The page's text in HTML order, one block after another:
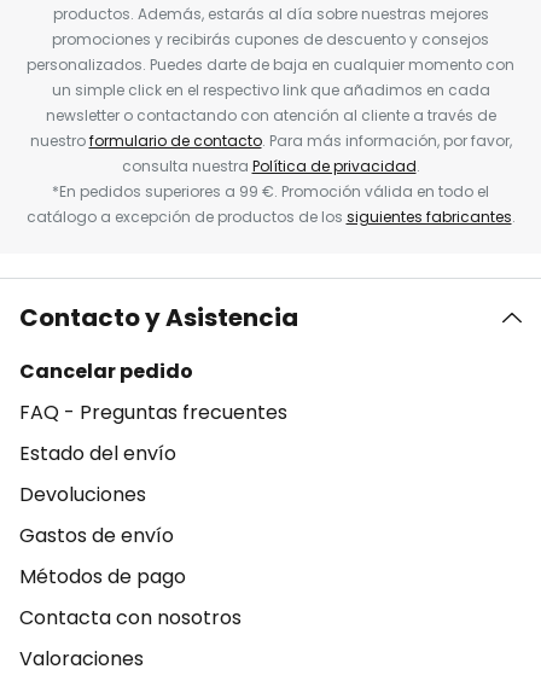
productos. Además, estarás al día sobre nuestras mejores
promociones y recibirás cupones de descuento y consejos
personalizados. Puedes darte de baja en cualquier momento con
un simple click en el respectivo link que añadimos en cada
newsletter o contactando con atención al cliente a través de
nuestroformulario de contacto. Para más información, por favor,
consulta nuestra Política de privacidad.
*En pedidos superiores a 99 €. Promoción válida en todo el
catálogo a excepción de productos de los siguientes fabricantes.
Contacto y Asistencia
Cancelar pedido
FAQ - Preguntas frecuentes
Estado del envío
Devoluciones
Gastos de envío
Métodos de pago
Contacta con nosotros
Valoraciones